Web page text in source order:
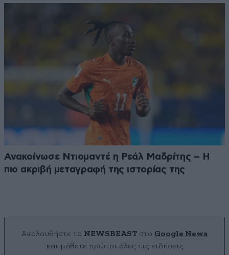
Ανακοίνωσε Ντιομαντέ η Ρεάλ Μαδρίτης – Η
πιο ακριβή μεταγραφή της ιστορίας της
Ακολουθήστε το NEWSBEAST στο Google News
και μάθετε πρώτοι όλες τις ειδήσεις